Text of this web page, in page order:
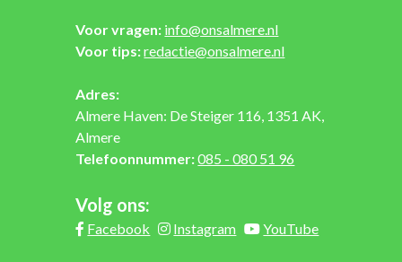
Voor vragen: info@onsalmere.nl
Voor tips:redactie@onsalmere.nl
Adres:
Almere Haven: De Steiger 116, 1351 AK,
Almere
Telefoonnummer:085 - 080 51 96
Volg ons:
Facebook Instagram YouTube